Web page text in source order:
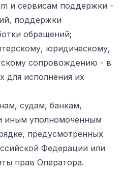
и сервисам поддержки -
поддержки
обращений;
юридическому,
сопровождению - в
для исполнения их
судам, банкам,
иным уполномоченным
предусмотренных
Федерации или
прав Оператора.